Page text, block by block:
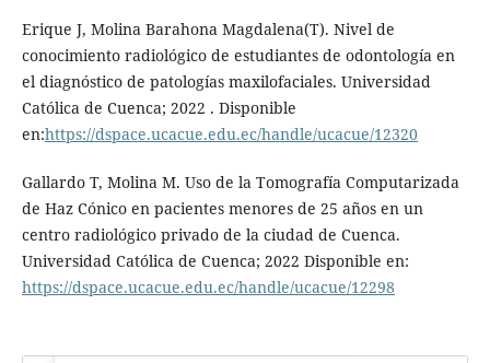
Erique J, Molina Barahona Magdalena(T). Nivel de
conocimiento radiológico de estudiantes de odontología en
el diagnóstico de patologías maxilofaciales. Universidad
Católica de Cuenca; 2022 . Disponible
en:https://dspace.ucacue.edu.ec/handle/ucacue/12320
Gallardo T, Molina M. Uso de la Tomografía Computarizada
de Haz Cónico en pacientes menores de 25 años en un
centro radiológico privado de la ciudad de Cuenca.
Universidad Católica de Cuenca; 2022 Disponible en:
https://dspace.ucacue.edu.ec/handle/ucacue/12298